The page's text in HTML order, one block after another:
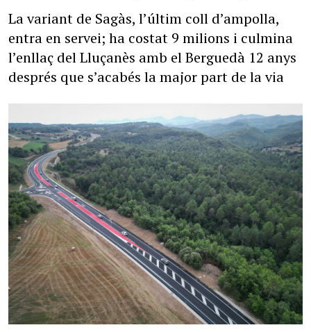
La variant de Sagàs, l’últim coll d’ampolla,
entra en servei; ha costat 9 milions i culmina
l’enllaç del Lluçanès amb el Berguedà 12 anys
després que s’acabés la major part de la via